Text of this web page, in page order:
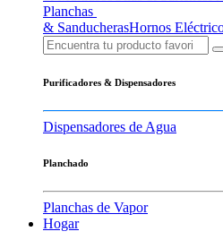
Planchas
& SanducherasHornos
Purificadores & Dispensadores
Dispensadores de Agua
Planchado
Planchas de Vapor
Hogar